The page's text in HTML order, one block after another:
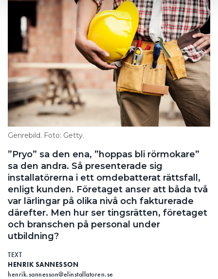
Genrebild. Foto: Getty.
”Pryo” sa den ena, ”hoppas bli rörmokare”
sa den andra. Så presenterade sig
installatörerna i ett omdebatterat rättsfall,
enligt kunden. Företaget anser att båda två
var lärlingar på olika nivå och fakturerade
därefter. Men hur ser tingsrätten, företaget
och branschen på personal under
utbildning?
TEXT
HENRIK SANNESSON
henrik.sannesson@elinstallatoren.se